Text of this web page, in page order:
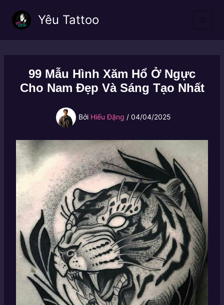
Yêu Tattoo
99 Mẫu Hình Xăm Hổ Ở Ngực
Cho Nam Đẹp Và Sáng Tạo Nhất
Bởi Hiếu Đặng / 04/04/2025